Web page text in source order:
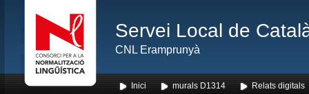
Servei Local de
CNL Eramprunyà
Inici murals D1314 Relats digitals